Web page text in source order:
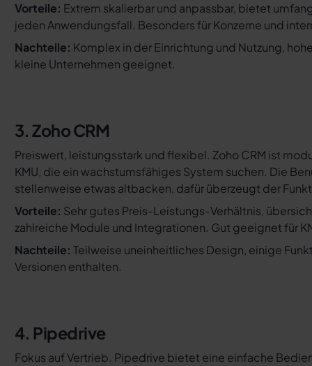
Vorteile: Extrem skalierbar und anpassbar, bietet
jeden Anwendungsfall. Besonders für Konzerne und
Nachteile: Komplex in der Einrichtung und Nutzung,
kleine Unternehmen geeignet.
3. Zoho CRM
Preiswert, leistungsstark und flexibel. Zoho CRM ist
KMU, die ein wachstumsfähiges System suchen. Die
stellenweise etwas altbacken, dafür überzeugt der
Vorteile: Sehr gutes Preis-Leistungs-Verhältnis,
zahlreiche Module und Integrationen. Gut geeignet für
Nachteile: Teilweise uneinheitliches Design, einige
Versionen enthalten.
4. Pipedrive
Fokus auf Vertrieb. Pipedrive bietet eine einfache